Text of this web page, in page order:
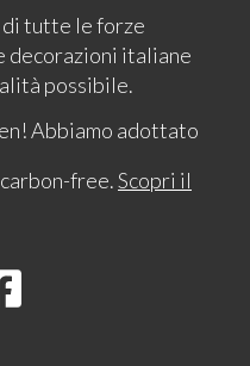
tutte le forze
decorazioni italiane
possibile.
Abbiamo adottato
free.Scopri il